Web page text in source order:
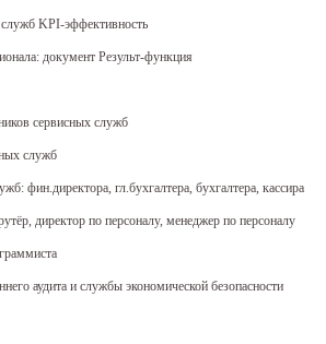
KPI-эффективность
документ Результ-функция
сервисных служб
служб
фин.директора, гл.бухгалтера, бухгалтера, кассира
директор по персоналу, менеджер по персоналу
аудита и службы экономической безопасности